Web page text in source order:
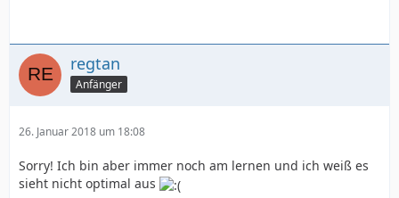
regtan
Anfänger
26. Januar 2018 um 18:08
Sorry! Ich bin aber immer noch am lernen und ich weiß es
sieht nicht optimal aus